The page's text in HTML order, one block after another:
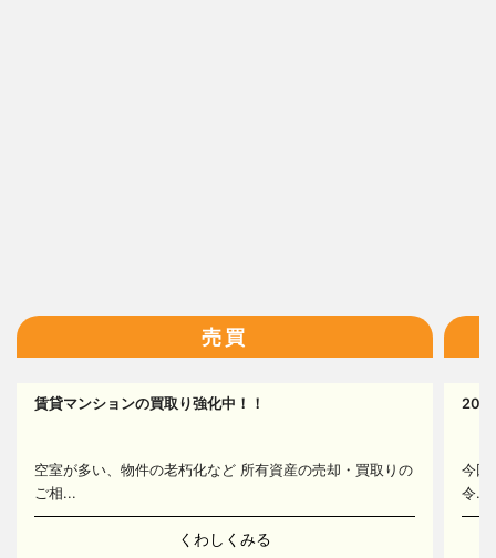
17
売買
賃貸マンションの買取り強化中！！
空室が多い、物件の老朽化など 所有資産の売却・買取りの
ご相...
くわしくみる
今回
令...